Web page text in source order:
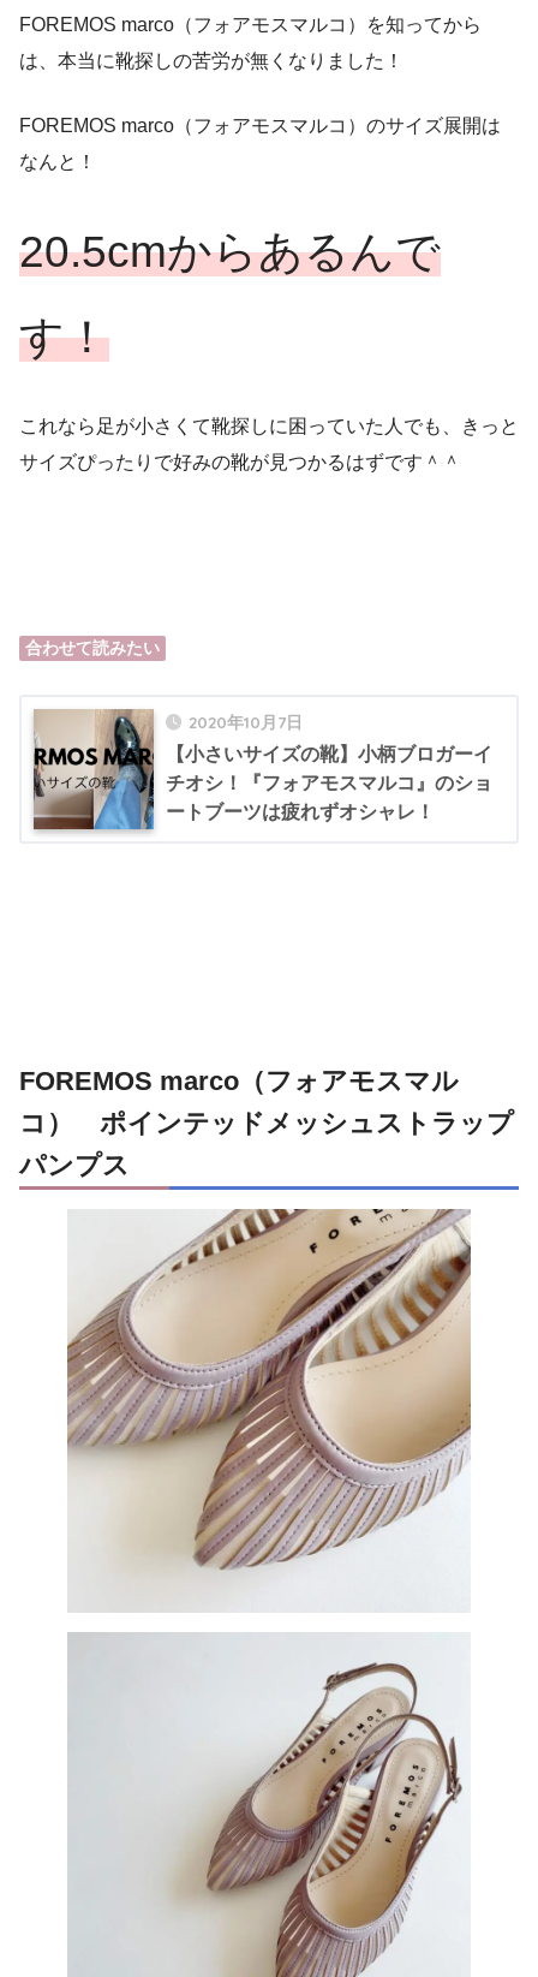
FOREMOS marco（フォアモスマルコ）を知ってから
は、本当に靴探しの苦労が無くなりました！
FOREMOS marco（フォアモスマルコ）のサイズ展開は
なんと！
20.5cmからあるんで
す！
これなら足が小さくて靴探しに困っていた人でも、きっと
サイズぴったりで好みの靴が見つかるはずです＾＾
合わせて読みたい
2020年10月7日
【小さいサイズの靴】小柄ブロガーイ
チオシ！『フォアモスマルコ』のショ
ートブーツは疲れずオシャレ！
FOREMOS marco（フォアモスマル
コ） ポインテッドメッシュストラップ
パンプス